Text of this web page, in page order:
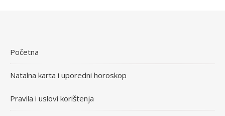
Početna
Natalna karta i uporedni horoskop
Pravila i uslovi korištenja